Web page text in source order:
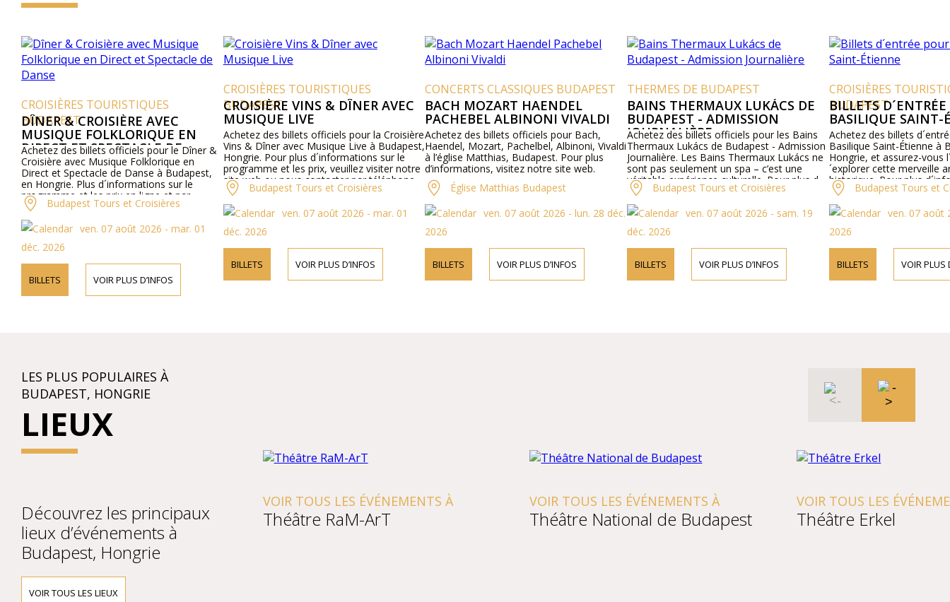
TOURISTIQUES
& CROISIÈRE AVEC
FOLKLORIQUE EN
ET SPECTACLE DE
des billets officiels pour le Dîner &
avec Musique Folklorique en
et Spectacle de Danse à Budapest,
Plus d´informations sur le
et les prix en ligne et par
Budapest Tours et Croisières
ven. 07 août 2026 - mar. 01
2026
VOIR PLUS D’INFOS
CROISIÈRES TOURISTIQUES
BUDAPEST
CROISIÈRE VINS & DÎNER AVEC
MUSIQUE LIVE
Achetez des billets officiels pour la Croisière
Vins & Dîner avec Musique Live à Budapest,
Hongrie. Pour plus d´informations sur le
programme et les prix, veuillez visiter notre
site web ou nous contacter par téléphone.
Budapest Tours et Croisières
ven. 07 août 2026 - mar. 01
déc. 2026
VOIR PLUS D’INFOS
CONCERTS CLASSIQUES BUDAPEST
BACH MOZART HAENDEL
PACHEBEL ALBINONI VIVALDI
Achetez des billets officiels pour Bach,
Haendel, Mozart, Pachelbel, Albinoni, Vivaldi
à l’église Matthias, Budapest. Pour plus
d’informations, visitez notre site web.
Église Matthias Budapest
ven. 07 août 2026 - lun. 28 déc.
VOIR PLUS D’INFOS
THERMES DE BUDAPEST
BAINS THERMAUX LUKÁCS DE
BUDAPEST - ADMISSION
JOURNALIÈRE
Achetez des billets officiels pour les Bains
Thermaux Lukács de Budapest - Admission
Journalière. Les Bains Thermaux Lukács ne
sont pas seulement un spa – c’est une
véritable expérience culturelle. Pour plus d
´informations sur le programme et les prix,
veuillez visiter notre site web ou nous
contacter par téléphone.
Budapest Tours et Croisières
ven. 07 août 2026 - sam. 19
déc. 2026
VOIR PLUS D’INFOS
CROISIÈRES TOURISTIQUES
BUDAPEST
BILLETS D´ENTRÉE
BASILIQUE SAINT-
Achetez des billets d´entrée
Basilique Saint-Étienne à
Hongrie, et assurez-vous
´explorer cette merveille
historique. Pour plus
programme et les prix, veuillez
site web ou nous contacter par
Budapest Tours et
ven. 07 août 2026 -
VOIR PLUS D’INFOS
LES PLUS POPULAIRES À
BUDAPEST, HONGRIE
LIEUX
Découvrez les principaux
lieux d’événements à
Budapest, Hongrie
VOIR TOUS LES LIEUX
VOIR TOUS LES ÉVÉNEMENTS À
Théâtre RaM-ArT
VOIR TOUS LES ÉVÉNEMENTS À
Théâtre National de Budapest
VOIR TOUS LES
Théâtre Erkel